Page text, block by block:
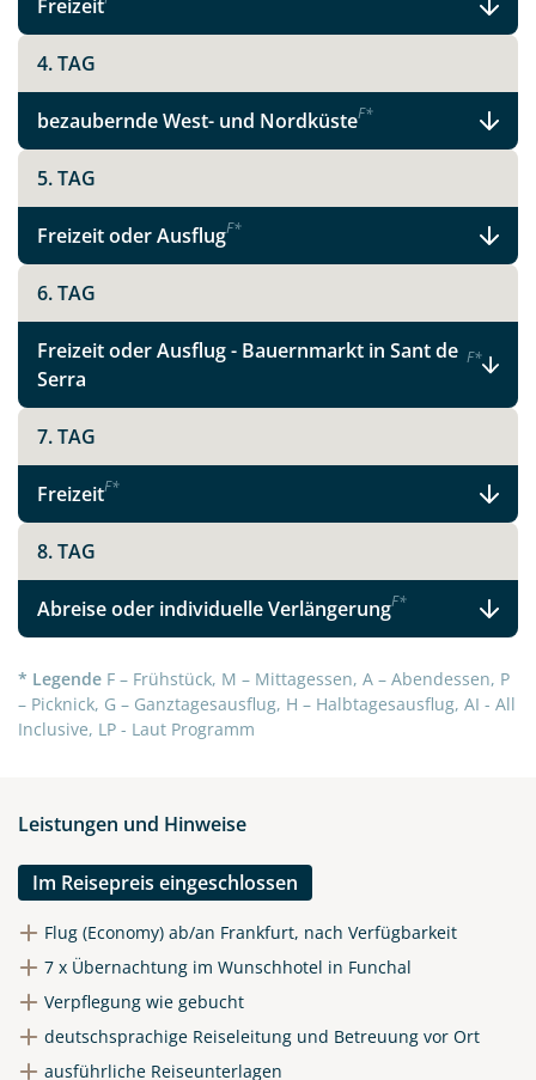
WhatsApp
per E-Mail senden
Link kopieren
Freizeit
4. TAG
bezaubernde West- und NordküsteF*
5. TAG
Freizeit oder AusflugF*
6. TAG
Freizeit oder Ausflug - Bauernmarkt in Sant de
Serra
F*
7. TAG
FreizeitF*
8. TAG
Abreise oder individuelle VerlängerungF*
* Legende F – Frühstück, M – Mittagessen, A – Abendessen, P
– Picknick, G – Ganztagesausflug, H – Halbtagesausflug, AI - All
Inclusive, LP - Laut Programm
Leistungen und Hinweise
Im Reisepreis eingeschlossen
Flug (Economy) ab/an Frankfurt, nach Verfügbarkeit
7 x Übernachtung im Wunschhotel in Funchal
Verpflegung wie gebucht
deutschsprachige Reiseleitung und Betreuung vor Ort
ausführliche Reiseunterlagen